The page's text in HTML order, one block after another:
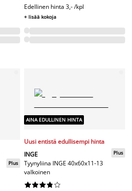
Edellinen hinta 3,- /kpl
+ lisää kokoja
Plus
AINA EDULLINEN HINTA
Uusi entistä edullisempi hinta
INGE
Tyynyliina INGE 40x60x11-13
valkoinen
Plus





